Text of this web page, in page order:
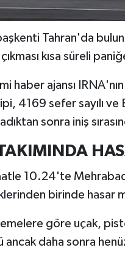
Tahran'da
kısa süreli
haber ajansı
4169 sefer sayılı
sonra iniş
TAKIMINDA
10.24'te Mehrabad
birinde hasar
göre uçak,
ancak daha sonra